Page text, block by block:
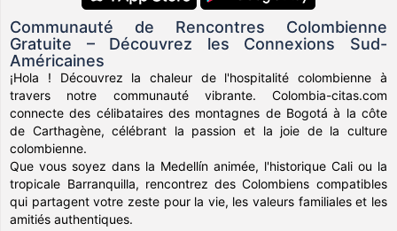
Communauté de Rencontres Colombienne
Gratuite – Découvrez les Connexions Sud-
Américaines
¡Hola ! Découvrez la chaleur de l'hospitalité colombienne à
travers notre communauté vibrante. Colombia-citas.com
connecte des célibataires des montagnes de Bogotá à la côte
de Carthagène, célébrant la passion et la joie de la culture
colombienne.
Que vous soyez dans la Medellín animée, l'historique Cali ou la
tropicale Barranquilla, rencontrez des Colombiens compatibles
qui partagent votre zeste pour la vie, les valeurs familiales et les
amitiés authentiques.